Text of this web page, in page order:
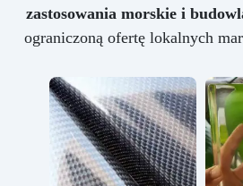
zastosowania morskie i
ograniczoną ofertę lokalnych